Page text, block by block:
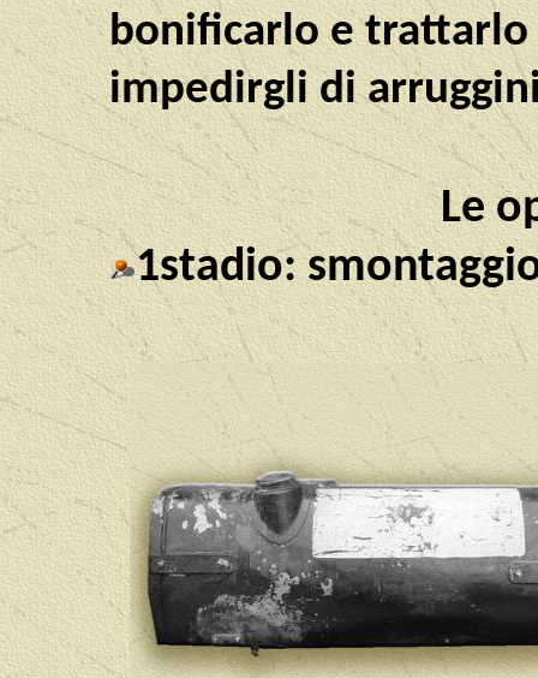
bonificarlo e trattarlo
impedirgli di
Le
1stadio: